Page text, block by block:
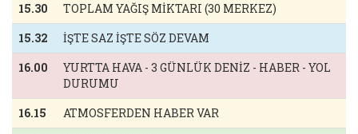
15.30
TOPLAM YAĞIŞ MİKTARI (30 MERKEZ)
15.32
İŞTE SAZ İŞTE SÖZ DEVAM
16.00
YURTTA HAVA - 3 GÜNLÜK DENİZ - HABER - YOL
DURUMU
16.15
ATMOSFERDEN HABER VAR